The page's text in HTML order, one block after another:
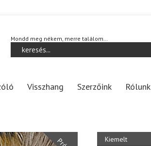
Mondd meg nékem, merre találom…
Visszhang Szerzőink Rólunk
Kiemelt